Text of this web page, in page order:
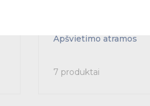
Apšvietimo atramos
7 produktai